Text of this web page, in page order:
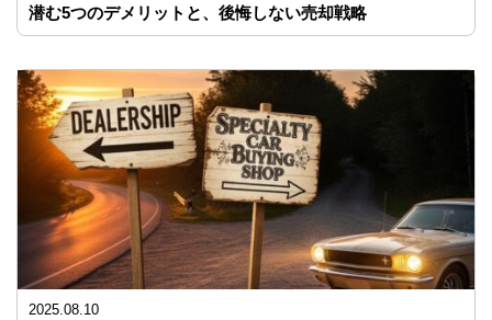
潜む5つのデメリットと、後悔しない売却戦略
2025.08.10